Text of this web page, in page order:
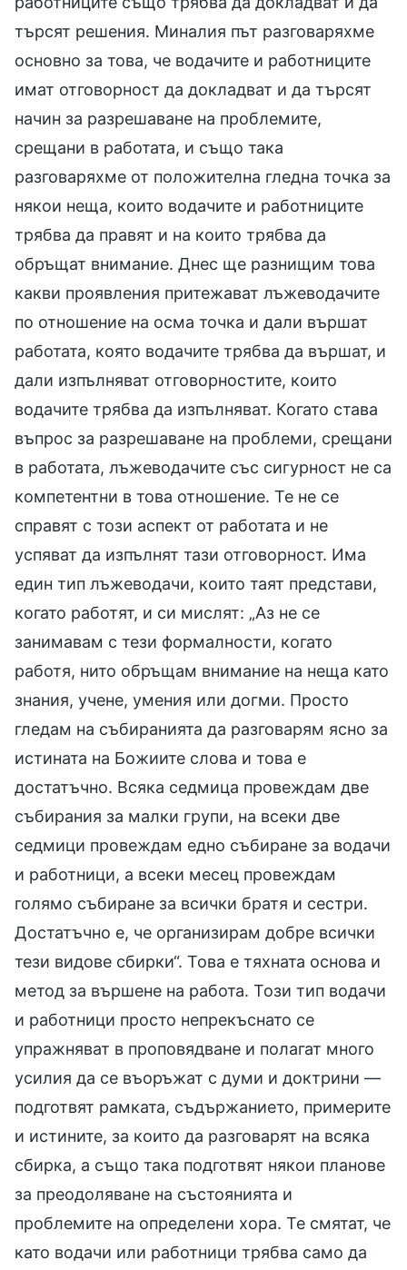
търсят решения. Миналия път разговаряхме
основно за това, че водачите и работниците
имат отговорност да докладват и да търсят
начин за разрешаване на проблемите,
срещани в работата, и също така
разговаряхме от положителна гледна точка за
някои неща, които водачите и работниците
трябва да правят и на които трябва да
обръщат внимание. Днес ще разнищим това
какви проявления притежават лъжеводачите
по отношение на осма точка и дали вършат
работата, която водачите трябва да вършат, и
дали изпълняват отговорностите, които
водачите трябва да изпълняват. Когато става
въпрос за разрешаване на проблеми, срещани
в работата, лъжеводачите със сигурност не са
компетентни в това отношение. Те не се
справят с този аспект от работата и не
успяват да изпълнят тази отговорност. Има
един тип лъжеводачи, които таят представи,
когато работят, и си мислят: „Аз не се
занимавам с тези формалности, когато
работя, нито обръщам внимание на неща като
знания, учене, умения или догми. Просто
гледам на събиранията да разговарям ясно за
истината на Божиите слова и това е
достатъчно. Всяка седмица провеждам две
събирания за малки групи, на всеки две
седмици провеждам едно събиране за водачи
и работници, а всеки месец провеждам
голямо събиране за всички братя и сестри.
Достатъчно е, че организирам добре всички
тези видове сбирки“. Това е тяхната основа и
метод за вършене на работа. Този тип водачи
и работници просто непрекъснато се
упражняват в проповядване и полагат много
усилия да се въоръжат с думи и доктрини —
подготвят рамката, съдържанието, примерите
и истините, за които да разговарят на всяка
сбирка, а също така подготвят някои планове
за преодоляване на състоянията и
проблемите на определени хора. Те смятат, че
като водачи или работници трябва само да